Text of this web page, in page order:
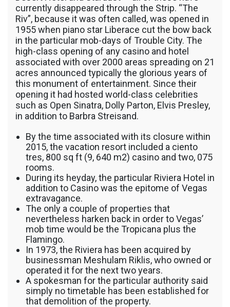
currently disappeared through the Strip. “The
Riv”, because it was often called, was opened in
1955 when piano star Liberace cut the bow back
in the particular mob-days of Trouble City. The
high-class opening of any casino and hotel
associated with over 2000 areas spreading on 21
acres announced typically the glorious years of
this monument of entertainment. Since their
opening it had hosted world-class celebrities
such as Open Sinatra, Dolly Parton, Elvis Presley,
in addition to Barbra Streisand.
By the time associated with its closure within
2015, the vacation resort included a ciento
tres, 800 sq ft (9, 640 m2) casino and two, 075
rooms.
During its heyday, the particular Riviera Hotel in
addition to Casino was the epitome of Vegas
extravagance.
The only a couple of properties that
nevertheless harken back in order to Vegas’
mob time would be the Tropicana plus the
Flamingo.
In 1973, the Riviera has been acquired by
businessman Meshulam Riklis, who owned or
operated it for the next two years.
A spokesman for the particular authority said
simply no timetable has been established for
that demolition of the property.